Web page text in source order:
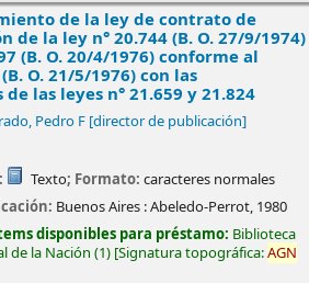
de la ley de contrato de
de la ley n° 20.744 (B. O. 27/9/1974)
(B. O. 20/4/1976) conforme al
O. 21/5/1976) con las
las leyes n° 21.659 y 21.824
Pedro F[director de publicación]
Texto; Formato: caracteres normales
Buenos Aires :Abeledo-Perrot, 1980
disponibles para préstamo: Biblioteca
de la Nación (1) Signatura topográfica:AGN